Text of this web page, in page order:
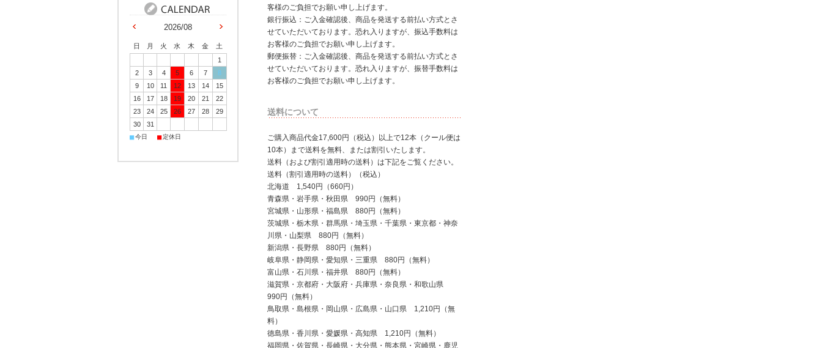
客様のご負担でお願い申し上げます。
銀行振込：ご入金確認後、商品を発送する前払い方式とさ
せていただいております。恐れ入りますが、振込手数料は
お客様のご負担でお願い申し上げます。
郵便振替：ご入金確認後、商品を発送する前払い方式とさ
せていただいております。恐れ入りますが、振替手数料は
お客様のご負担でお願い申し上げます。
送料について
ご購入商品代金17,600円（税込）以上で12本（クール便は
10本）まで送料を無料、または割引いたします。
送料（および割引適用時の送料）は下記をご覧ください。
送料（割引適用時の送料）（税込）
北海道 1,540円（660円）
青森県・岩手県・秋田県 990円（無料）
宮城県・山形県・福島県 880円（無料）
茨城県・栃木県・群馬県・埼玉県・千葉県・東京都・神奈
川県・山梨県 880円（無料）
新潟県・長野県 880円（無料）
岐阜県・静岡県・愛知県・三重県 880円（無料）
富山県・石川県・福井県 880円（無料）
滋賀県・京都府・大阪府・兵庫県・奈良県・和歌山県
990円（無料）
鳥取県・島根県・岡山県・広島県・山口県 1,210円（無
料）
徳島県・香川県・愛媛県・高知県 1,210円（無料）
福岡県・佐賀県・長崎県・大分県・熊本県・宮崎県・鹿児
2026/08
日 月 火 水 木 金
土
1
2
3 4 5 6 7
8
9
10 11 12 13 14
15
16
17 18 19 20 21
22
23
24 25 26 27 28
29
30
31
■今日 ■定休日